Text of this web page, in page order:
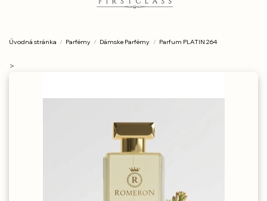
Úvodná stránka Parfémy Dámske Parfémy Parfum PLATIN 264
>